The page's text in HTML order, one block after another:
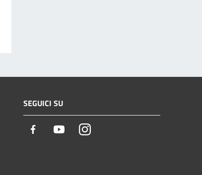
SEGUICI SU
Facebook YoutubeInstagram